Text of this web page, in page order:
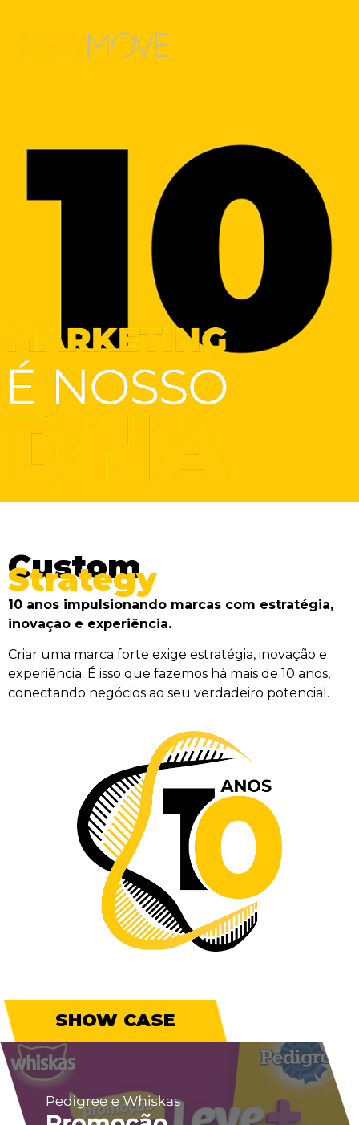
Custom
Strategy
10 anos impulsionando marcas com estratégia,
inovação e experiência.
Criar uma marca forte exige estratégia, inovação e
experiência. É isso que fazemos há mais de 10 anos,
conectando negócios ao seu verdadeiro potencial.
SHOW CASE